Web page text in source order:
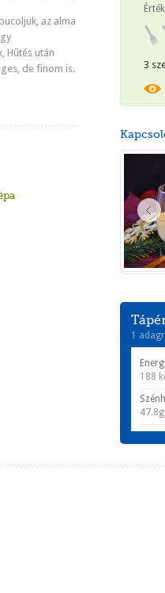
az alma
Hűtés után
de finom is.
3
1
188
47.8g